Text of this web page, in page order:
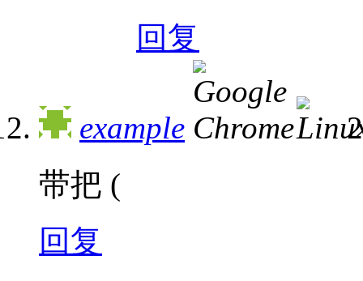
回复
example
带把 (
回复